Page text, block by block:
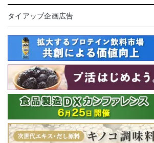
タイアップ企画広告